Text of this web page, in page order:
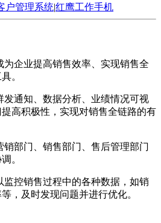
户管理系统|红鹰工作手机
企业提高销售效率、实现销售全
。
发通知、数据分析、业绩情况可视
高积极性，实现对销售全链路的有
部门、销售部门、售后管理部门
。
控销售过程中的各种数据，如销
，及时发现问题并进行优化。